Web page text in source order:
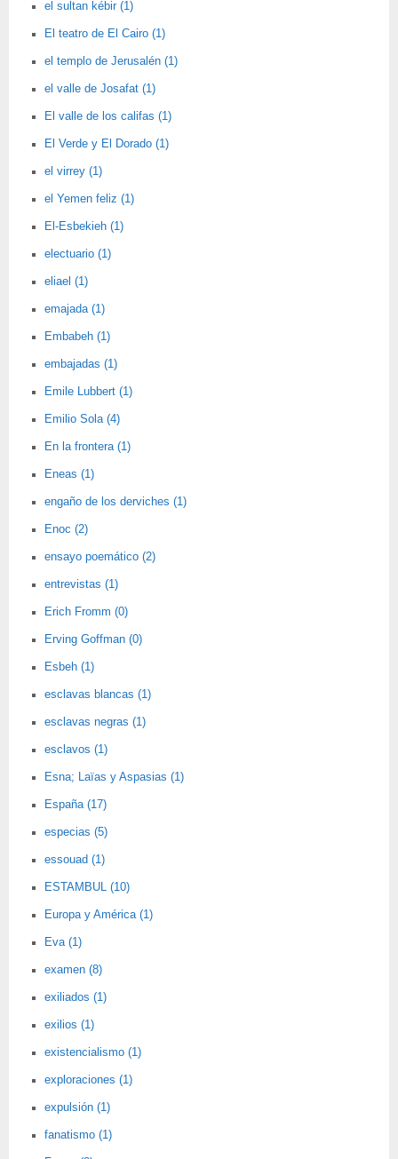
el sultan kébir (1)
El teatro de El Cairo (1)
el templo de Jerusalén (1)
el valle de Josafat (1)
El valle de los califas (1)
El Verde y El Dorado (1)
el virrey (1)
el Yemen feliz (1)
El-Esbekieh (1)
electuario (1)
eliael (1)
emajada (1)
Embabeh (1)
embajadas (1)
Emile Lubbert (1)
Emilio Sola (4)
En la frontera (1)
Eneas (1)
engaño de los derviches (1)
Enoc (2)
ensayo poemático (2)
entrevistas (1)
Erich Fromm (0)
Erving Goffman (0)
Esbeh (1)
esclavas blancas (1)
esclavas negras (1)
esclavos (1)
Esna; Laïas y Aspasias (1)
España (17)
especias (5)
essouad (1)
ESTAMBUL (10)
Europa y América (1)
Eva (1)
examen (8)
exiliados (1)
exilios (1)
existencialismo (1)
exploraciones (1)
expulsión (1)
fanatismo (1)